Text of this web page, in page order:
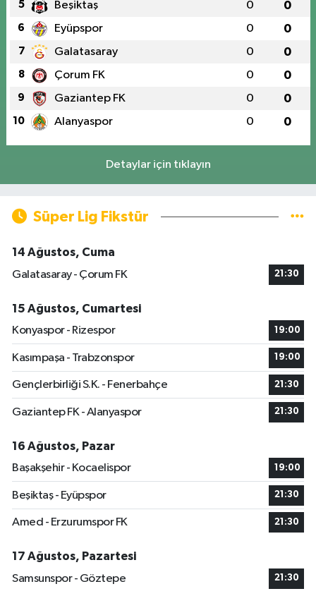
5 Beşiktaş 0 0
6 Eyüpspor 0 0
7 Galatasaray 0 0
8 Çorum FK 0 0
9 Gaziantep FK 0 0
10 Alanyaspor 0 0
Detaylar için tıklayın
Süper Lig Fikstür
14 Ağustos, Cuma
Galatasaray - Çorum FK
21:30
15 Ağustos, Cumartesi
Konyaspor - Rizespor
19:00
Kasımpaşa - Trabzonspor 19:00
Gençlerbirliği S.K. - Fenerbahçe 21:30
Gaziantep FK - Alanyaspor 21:30
16 Ağustos, Pazar
Başakşehir - Kocaelispor
19:00
Beşiktaş - Eyüpspor 21:30
Amed - Erzurumspor FK 21:30
17 Ağustos, Pazartesi
Samsunspor - Göztepe
21:30